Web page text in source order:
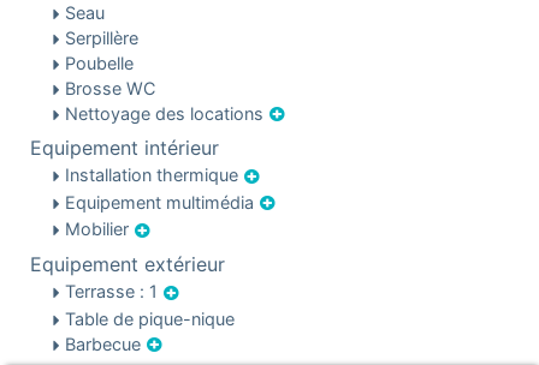
Seau
Serpillère
Poubelle
Brosse WC
Nettoyage des locations
Equipement intérieur
Installation thermique
Equipement multimédia
Mobilier
Equipement extérieur
Terrasse : 1
Table de pique-nique
Barbecue